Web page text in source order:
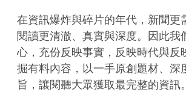
在資訊爆炸與碎片的年代，新聞更
閱讀更清澈、真實與深度。因此我
心，充份反映事實，反映時代與反
掘有料內容，以一手原創題材、深
旨，讓閱聽大眾獲取最完整的資訊。